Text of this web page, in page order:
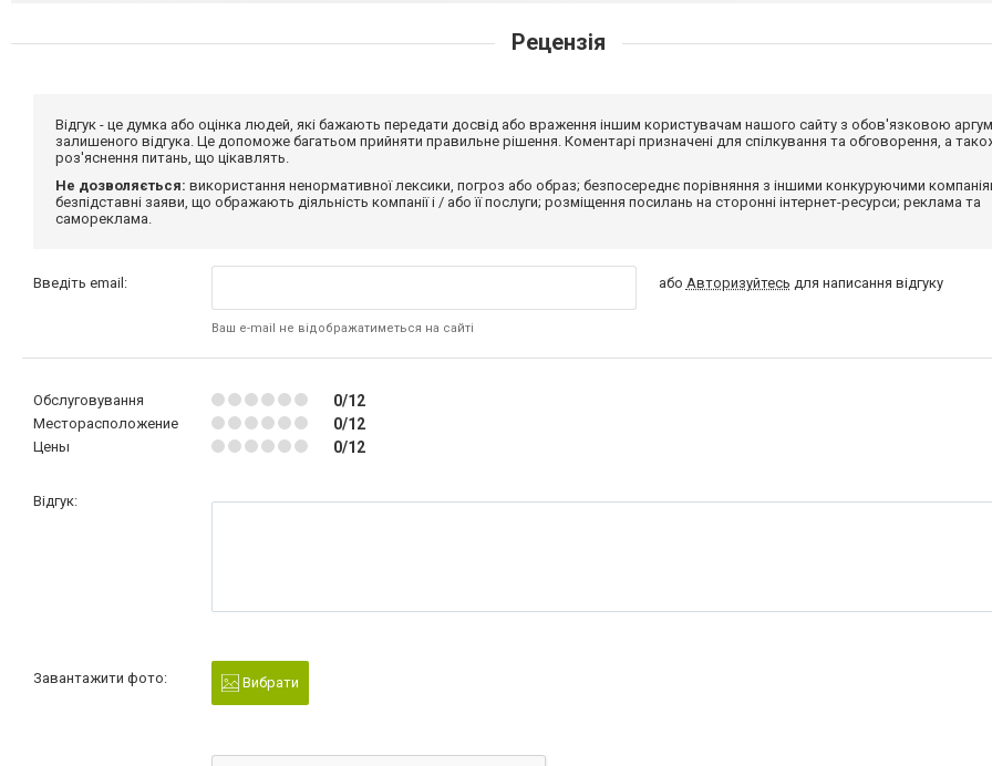
Рецензія
Відгук - це думка або оцінка людей, які бажають передати досвід або враження іншим користувачам нашого сайту з обов'язковою
залишеного відгука. Це допоможе багатьом прийняти правильне рішення. Коментарі призначені для спілкування та обговорення, а
роз'яснення питань, що цікавлять.
Не дозволяється: використання ненормативної лексики, погроз або образ; безпосереднє порівняння з іншими конкуруючими
безпідставні заяви, що ображають діяльність компанії і / або її послуги; розміщення посилань на сторонні інтернет-ресурси; реклама та
самореклама.
Введіть email:
Ваш e-mail не відображатиметься на сайті
або Авторизуйтесь для написання відгуку
Обслуговування 0/12
Месторасположение 0/12
Цены 0/12
Відгук:
Завантажити фото: Вибрати